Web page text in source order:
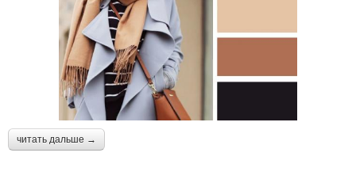
читать дальше →